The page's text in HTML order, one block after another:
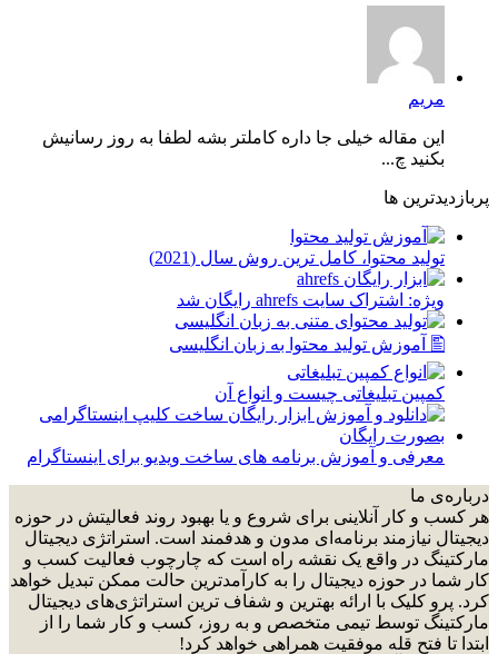
مریم
این مقاله خیلی جا داره کاملتر بشه لطفا به روز رسانیش
بکنید چ...
پربازدیدترین ها
توليد محتوا، کامل ترین روش سال (2021)
ویژه: اشتراک سایت ahrefs رایگان شد
🖺 آموزش تولید محتوا به زبان انگلیسی
کمپین تبلیغاتی چیست و انواع آن
معرفی و آموزش برنامه های ساخت ویدیو برای اینستاگرام
درباره‌ی ما
هر کسب و کار آنلاینی برای شروع و یا بهبود روند فعالیتش در حوزه
دیجیتال نیازمند برنامه‌ای مدون و هدفمند است. استراتژی دیجیتال
مارکتینگ در واقع یک نقشه راه است که چارچوب فعالیت کسب و
کار شما در حوزه دیجیتال را به کارآمدترین حالت ممکن تبدیل خواهد
کرد. پرو کلیک با ارائه بهترین و شفاف ترین استراتژی‌های دیجیتال
مارکتینگ توسط تیمی متخصص و به روز، کسب و کار شما را از
ابتدا تا فتح قله موفقیت همراهی خواهد کرد!